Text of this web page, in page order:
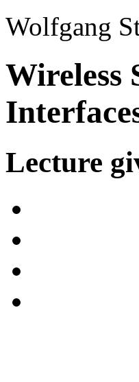
Wolfgang
Wireless
Lecture